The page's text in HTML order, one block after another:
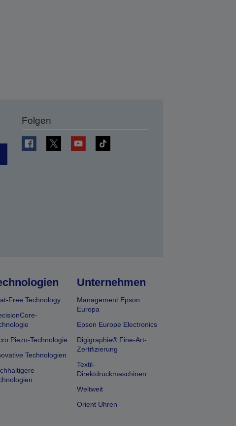
Folgen
Free Technology
Piezo-Technologie
Technologien
Unternehmen
Management Epson
Europa
Epson Europe Electronics
Digigraphie® Fine-Art-
Zertifizierung
Textil-
Direktdruckmaschinen
Weltweit
Orient Uhren